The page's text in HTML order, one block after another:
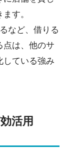
す。
など、借りる
点は、他のサ
している強み
活用